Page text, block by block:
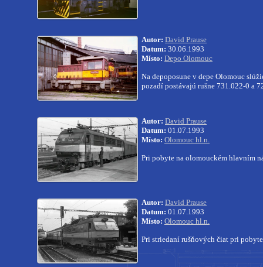
Autor: David Prause
Datum: 30.06.1993
Místo: Depo Olomouc
Na depoposune v depe Olomouc
pozadí postávajú rušne 731.022-0 a
Autor: David Prause
Datum: 01.07.1993
Místo: Olomouc hl.n.
Pri pobyte na olomouckém hlavním
Autor: David Prause
Datum: 01.07.1993
Místo: Olomouc hl.n.
Pri striedaní rušňových čiat pri